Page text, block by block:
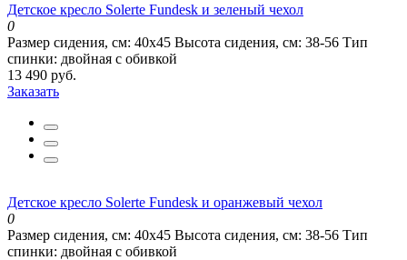
Детское кресло Solerte Fundesk и зеленый чехол
0
Размер сидения, см: 40х45 Высота сидения, см: 38-56 Тип
спинки: двойная с обивкой
13 490 руб.
Заказать
Детское кресло Solerte Fundesk и оранжевый чехол
0
Размер сидения, см: 40х45 Высота сидения, см: 38-56 Тип
спинки: двойная с обивкой